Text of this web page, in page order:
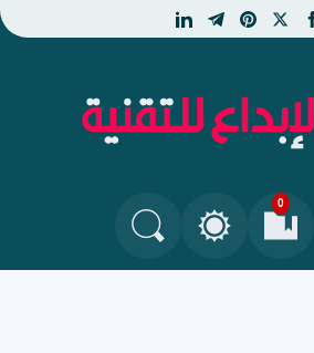
facebook
x
pinterest
telegram
linkedin
الإبداع للتقنية - جديد
0
العلامات المرجعيةالتغيير بين الوضع النهاري والداكن
البحث في المدونة